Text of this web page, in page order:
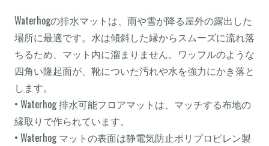
Waterhogの排水マットは、雨や雪が降る屋外の露出した
場所に最適です。水は傾斜した縁からスムーズに流れ落
ちるため、マット内に溜まりません。ワッフルのような
四角い隆起面が、靴についた汚れや水を強力にかき落と
します。
• Waterhog 排水可能フロアマットは、マッチする布地の
縁取りで作られています。
• Waterhog マットの表面は静電気防止ポリプロピレン製